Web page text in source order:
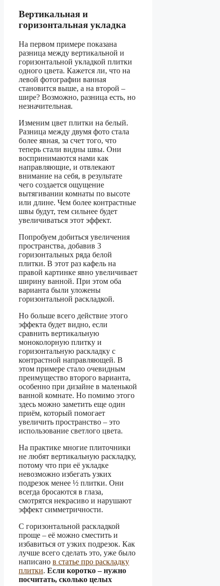
Вертикальная и
горизонтальная укладка
На первом примере показана
разница между вертикальной и
горизонтальной укладкой плитки
одного цвета. Кажется ли, что на
левой фотографии ванная
становится выше, а на второй –
шире? Возможно, разница есть, но
незначительная.
Изменим цвет плитки на белый.
Разница между двумя фото стала
более явная, за счет того, что
теперь стали видны швы. Они
воспринимаются нами как
направляющие, и отвлекают
внимание на себя, в результате
чего создается ощущение
вытягивании комнаты по высоте
или длине. Чем более контрастные
швы будут, тем сильнее будет
увеличиваться этот эффект.
Попробуем добиться увеличения
пространства, добавив 3
горизонтальных ряда белой
плитки. В этот раз кафель на
правой картинке явно увеличивает
ширину ванной. При этом оба
варианта были уложены
горизонтальной раскладкой.
Но больше всего действие этого
эффекта будет видно, если
сравнить вертикальную
моноколорную плитку и
горизонтальную раскладку с
контрастной направляющей. В
этом примере стало очевидным
преимущество второго варианта,
особенно при дизайне в маленькой
ванной комнате. Но помимо этого
здесь можно заметить еще один
приём, который помогает
увеличить пространство – это
использование светлого цвета.
На практике многие плиточники
не любят вертикальную раскладку,
потому что при её укладке
невозможно избегать узких
подрезок менее ½ плитки. Они
всегда бросаются в глаза,
смотрятся некрасиво и нарушают
эффект симметричности.
С горизонтальной раскладкой
проще – её можно сместить и
избавиться от узких подрезок. Как
лучше всего сделать это, уже было
написано в статье про раскладку
плитки. Если коротко – нужно
посчитать, сколько целых